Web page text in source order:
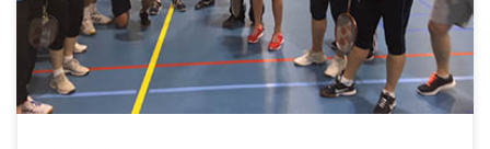
gezellige en sportieve avond!